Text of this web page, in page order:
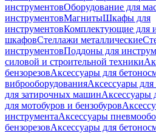
инструментовОборудование для
инструментовМагнитыШкафы для
инструментовКомплектующие для
шкафовСтеллажи металлические
инструментовПоддоны для
силовой и строительной техники
бензорезовАксессуары для
виброоборудованияАксессуары для
для затирочных машинАксессуары
для мотобуров и бензобуров
инструментаАксессуары
бензорезовАксессуары для